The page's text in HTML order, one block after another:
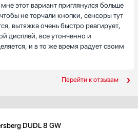
этот вариант приглянулся больше
не торчали кнопки, сенсоры тут
вытяжка очень быстро реагирует,
дисплей, все утонченно и
и в то же время радует своим
Перейти к отзывам
DUDL 8 GW